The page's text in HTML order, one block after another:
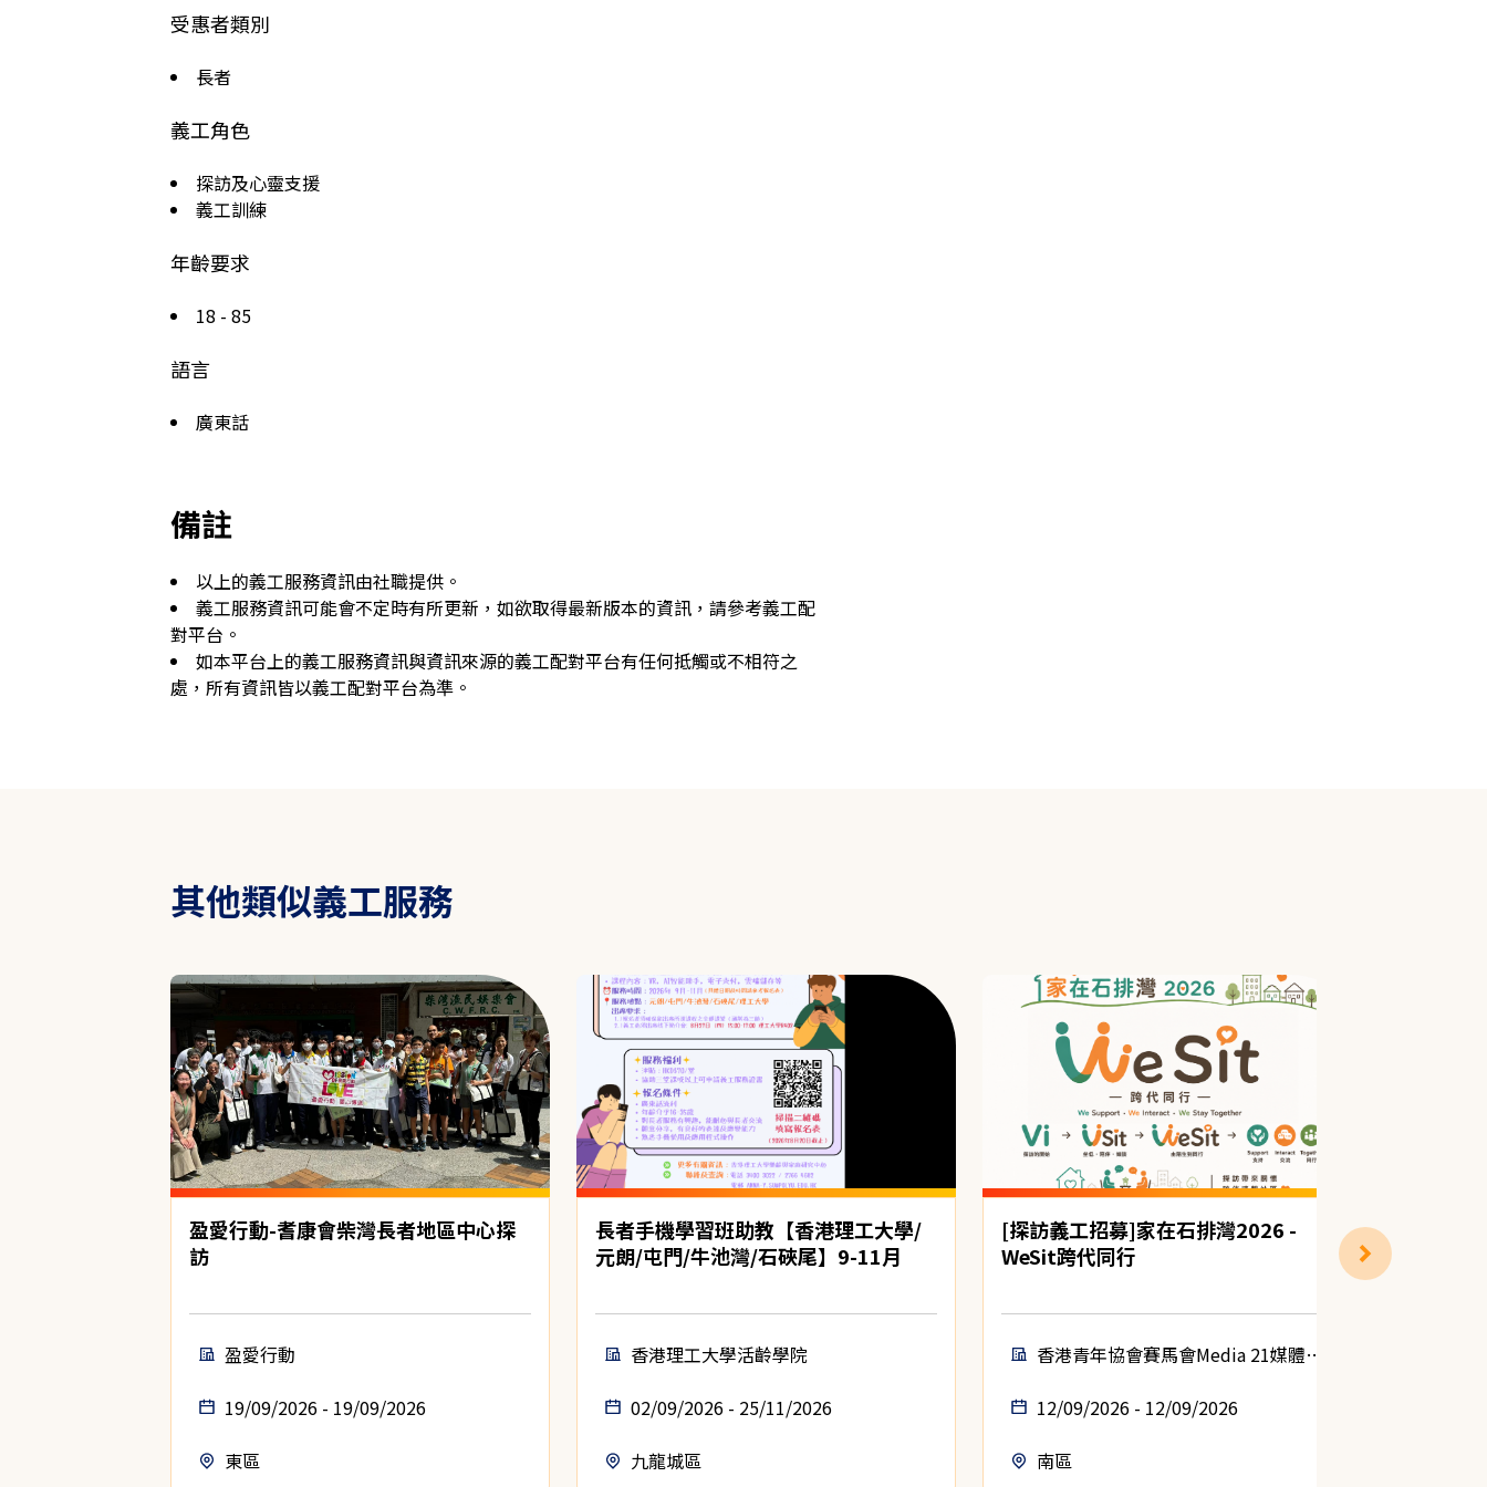
受惠者類別
長者
義工角色
探訪及心靈支援
義工訓練
年齡要求
18 - 85
語言
廣東話
備註
以上的義工服務資訊由社職提供。
義工服務資訊可能會不定時有所更新，如欲取得最新版本的資訊，請參考義工配
對平台。
如本平台上的義工服務資訊與資訊來源的義工配對平台有任何抵觸或不相符之
處，所有資訊皆以義工配對平台為準。
其他類似義工服務
盈愛行動-耆康會柴灣長者地區中心探
訪
盈愛行動
19/09/2026 - 19/09/2026
東區
長者手機學習班助教【香港理工大學/
元朗/屯門/牛池灣/石硤尾】9-11月
香港理工大學活齡學院
02/09/2026 - 25/11/2026
九龍城區
[探訪義工招募]家在石排灣2026 -
WeSit跨代同行
香港青年協會賽馬會Media 21媒體空
12/09/2026 - 12/09/2026
南區